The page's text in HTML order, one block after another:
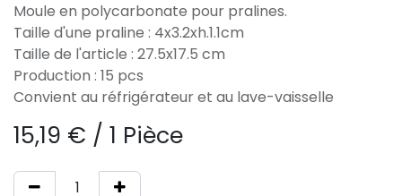
Moule en polycarbonate pour pralines.
Taille d'une praline : 4x3.2xh.1.1cm
Taille de l'article : 27.5x17.5 cm
Production : 15 pcs
Convient au réfrigérateur et au lave-vaisselle
15,19 € / 1 Pièce